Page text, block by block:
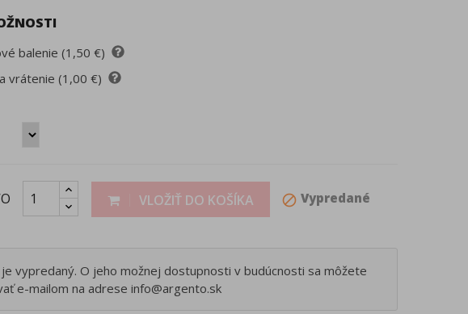
balenie (1,50 €)
vrátenie (1,00 €)
VLOŽIŤ DO KOŠÍKA block Vypredané
vypredaný. O jeho možnej dostupnosti v budúcnosti sa môžete
e-mailom na adrese info@argento.sk